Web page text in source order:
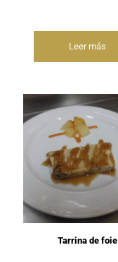
Leer más
Tarrina de foie